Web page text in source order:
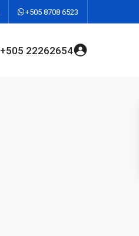
+505 8708 6523
+505 22262654